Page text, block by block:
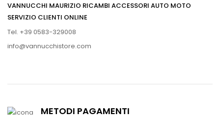
VANNUCCHI MAURIZIO RICAMBI ACCESSORI AUTO MOTO
SERVIZIO CLIENTI ONLINE
Tel. +39 0583-329008
info@vannucchistore.com
METODI PAGAMENTI